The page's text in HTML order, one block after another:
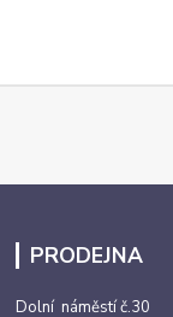
PRODEJNA
Dolní náměstí č.30